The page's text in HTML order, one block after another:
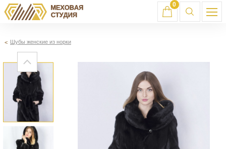
0
Шубы женские из норки